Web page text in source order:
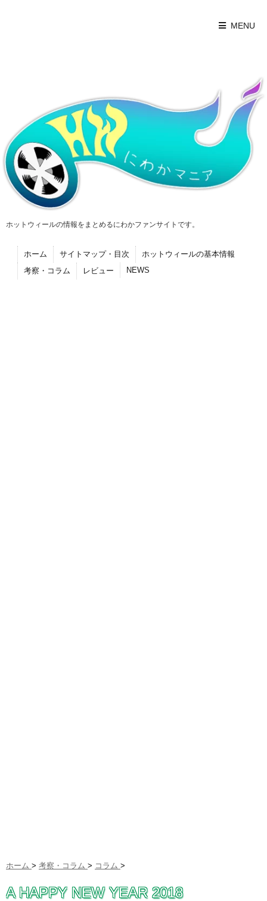
MENU
ホットウィールの情報をまとめるにわかファンサイトです。
ホーム サイトマップ・目次
ホットウィールの基本情報
考察・コラム
レビュー NEWS
ホーム > 考察・コラム > コラム >
A HAPPY NEW YEAR 2018